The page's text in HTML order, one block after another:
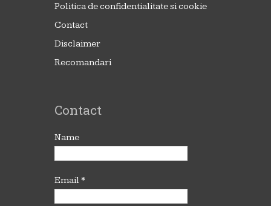
Politica de confidentialitate si cookie
Contact
Disclaimer
Recomandari
Contact
Name
Email*